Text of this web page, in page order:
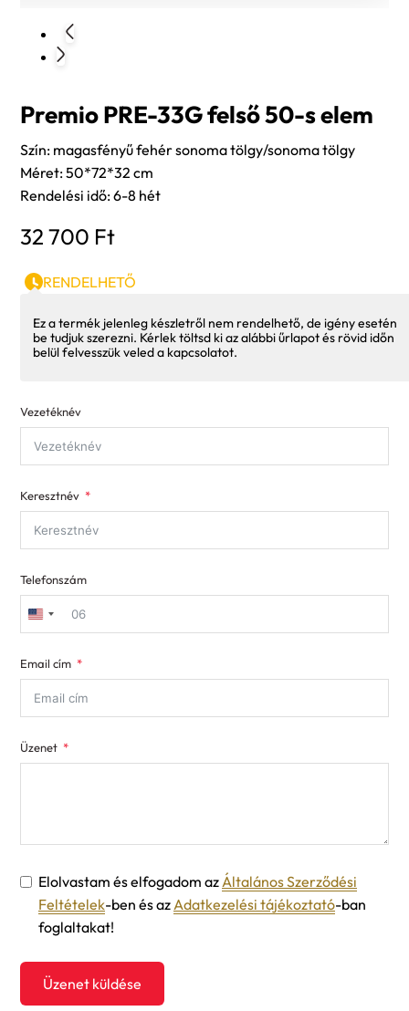
Premio PRE-33G felső 50-s elem
Szín: magasfényű fehér sonoma tölgy/sonoma tölgy
Méret: 50*72*32 cm
Rendelési idő: 6-8 hét
32 700 Ft
RENDELHETŐ
Ez a termék jelenleg készletről nem rendelhető, de igény esetén
be tudjuk szerezni. Kérlek töltsd ki az alábbi űrlapot és rövid időn
belül felvesszük veled a kapcsolatot.
Vezetéknév
Keresztnév
Telefonszám
United
+1
Email cím
Üzenet
Elolvastam és elfogadom azÁltalános Szerződési
Feltételek-ben és azAdatkezelési tájékoztató-ban
foglaltakat!
Üzenet küldése